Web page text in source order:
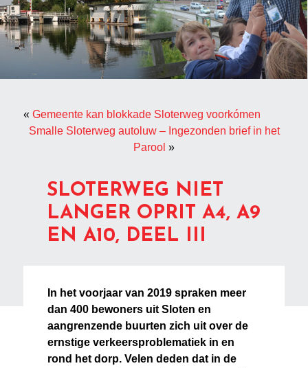
«Gemeente kan blokkade Sloterweg voorkómen
Smalle Sloterweg autoluw – Ingezonden brief in het
Parool »
SLOTERWEG NIET
LANGER OPRIT A4, A9
EN A10, DEEL III
In het voorjaar van 2019 spraken meer
dan 400 bewoners uit Sloten en
aangrenzende buurten zich uit over de
ernstige verkeersproblematiek in en
rond het dorp. Velen deden dat in de